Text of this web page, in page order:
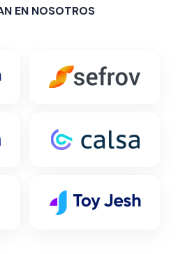
EN NOSOTROS